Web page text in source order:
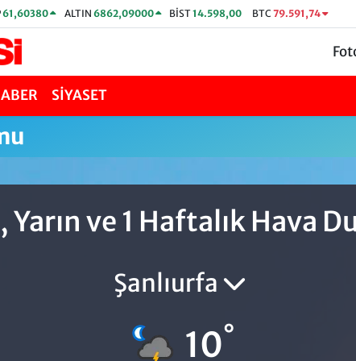
61,60380 ALTIN 6862,09000 BİST14.598,00 BTC 79.591,74
SİYASET
ve 1 Haftalık Hava
Şanlıurfa
10°